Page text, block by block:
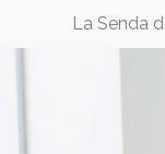
La Senda